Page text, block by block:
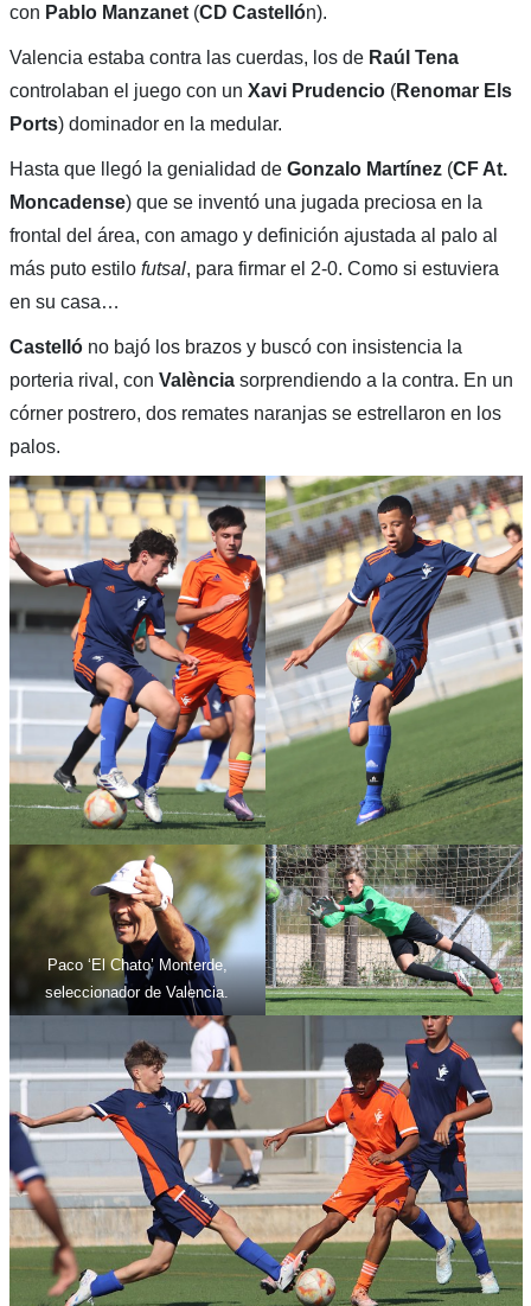
con Pablo Manzanet (CD Castellón).
Valencia estaba contra las cuerdas, los de Raúl Tena
controlaban el juego con un Xavi Prudencio(Renomar Els
Ports) dominador en la medular.
Hasta que llegó la genialidad de Gonzalo Martínez(CF At.
Moncadense) que se inventó una jugada preciosa en la
frontal del área, con amago y definición ajustada al palo al
más puto estilo futsal, para firmar el 2-0. Como si estuviera
en su casa…
Castellóno bajó los brazos y buscó con insistencia la
porteria rival, con Valènciasorprendiendo a la contra. En un
córner postrero, dos remates naranjas se estrellaron en los
palos.
Paco ‘El Chato’ Monterde,
seleccionador de Valencia.